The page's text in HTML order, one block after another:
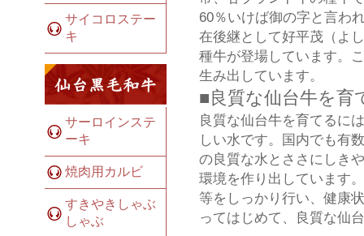
サイコロステー
キ
サーロインステ
ーキ
焼肉用カルビ
すきやきしゃぶ
しゃぶ
60％いけば御の字と言わ
在後継として好平茂（よ
種牛が登場しています。
生み出しています。
■良質な仙台牛を育
良質な仙台牛を育てるに
しい水です。国内でも有
の良質な水とささにしき
環境を作り出しています
等をしっかり行い、健康
ってはじめて、良質な仙